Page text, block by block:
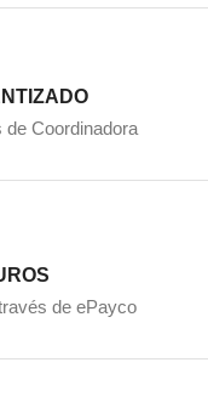
Coordinadora
de ePayco